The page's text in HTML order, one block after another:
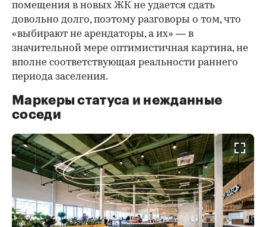
помещения в новых ЖК не удается сдать
довольно долго, поэтому разговоры о том, что
«выбирают не арендаторы, а их» — в
значительной мере оптимистичная картина, не
вполне соответствующая реальности раннего
периода заселения.
Маркеры статуса и нежданные
соседи